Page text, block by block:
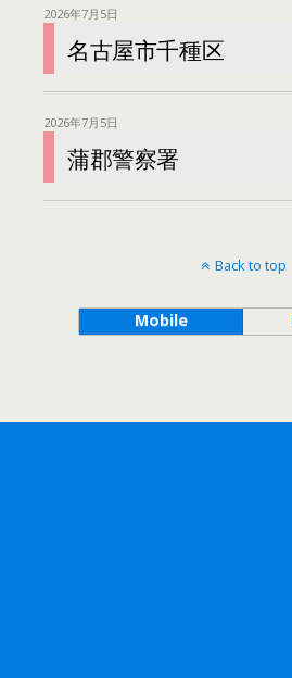
2026年7月5日
名古屋市千種区
2026年7月5日
蒲郡警察署
Back to top
Mobile